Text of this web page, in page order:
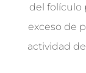
del folículo
exceso de
actividad